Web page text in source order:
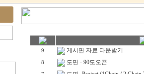
9 게시판 자료 다운받기
8 도면 - 90도오픈